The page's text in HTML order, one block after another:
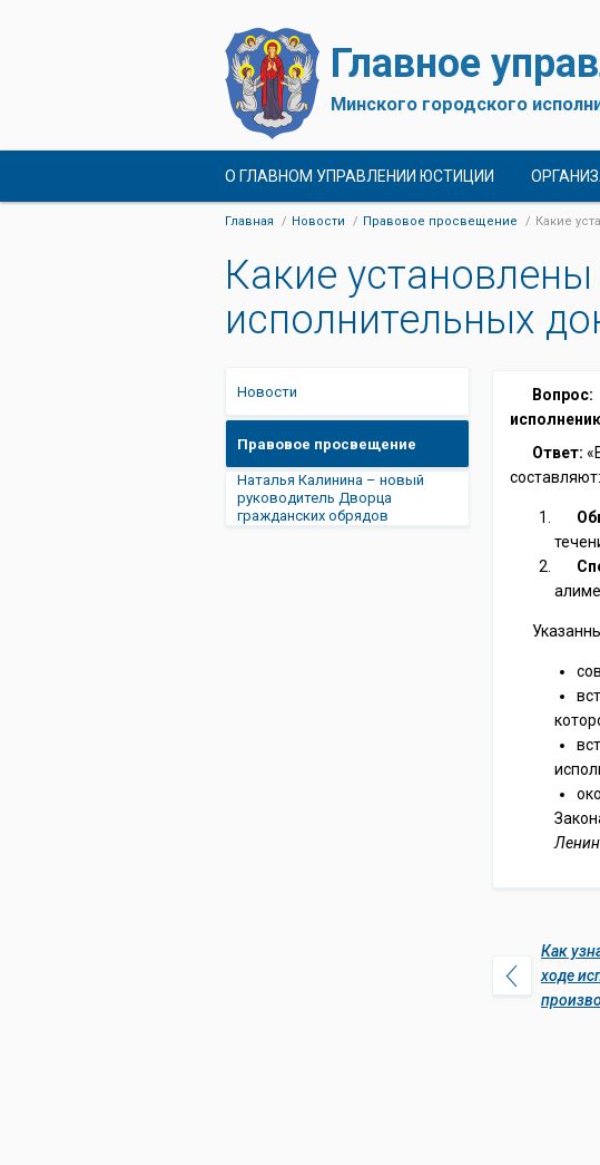
Главное
Минского городского
О ГЛАВНОМ УПРАВЛЕНИИ ЮСТИЦИИ
Главная Новости Правовое просвещение Какие
Какие
исполнительных
Новости
Правовое просвещение
Наталья Калинина – новый
руководитель Дворца
гражданских обрядов
Ответ:
составляют:
Как
ходе